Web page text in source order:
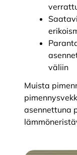
väliin
Muista
asennettuna